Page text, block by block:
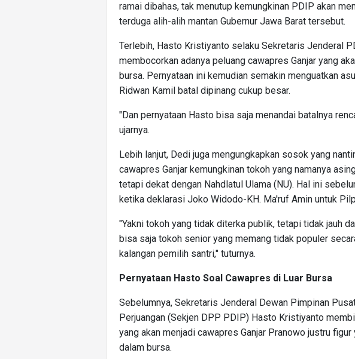
ramai dibahas, tak menutup kemungkinan PDIP akan
terduga alih-alih mantan Gubernur Jawa Barat tersebut.
Terlebih, Hasto Kristiyanto selaku Sekretaris Jenderal
membocorkan adanya peluang cawapres Ganjar yang
bursa. Pernyataan ini kemudian semakin menguatkan
Ridwan Kamil batal dipinang cukup besar.
"Dan pernyataan Hasto bisa saja menandai batalnya
ujarnya.
Lebih lanjut, Dedi juga mengungkapkan sosok yang
cawapres Ganjar kemungkinan tokoh yang namanya
tetapi dekat dengan Nahdlatul Ulama (NU). Hal ini
ketika deklarasi Joko Widodo-KH. Ma'ruf Amin untuk
"Yakni tokoh yang tidak diterka publik, tetapi tidak jauh
bisa saja tokoh senior yang memang tidak populer
kalangan pemilih santri," tuturnya.
Pernyataan Hasto Soal Cawapres di Luar Bursa
Sebelumnya, Sekretaris Jenderal Dewan Pimpinan
Perjuangan (Sekjen DPP PDIP) Hasto Kristiyanto
yang akan menjadi cawapres Ganjar Pranowo justru
dalam bursa.